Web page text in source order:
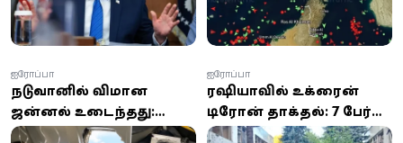
நடுவானில் விமான
ஜன்னல் உடைந்தது:
காற்றால் வெளியே
ஐரோப்பா
ரஷியாவில் உக்ரைன்
டிரோன் தாக்குதல்: 7 பேர்
உயிரிழப்பு, 50-க்கும்
ஐரோப்பா